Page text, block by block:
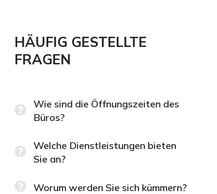
HÄUFIG GESTELLTE
FRAGEN
Wie sind die Öffnungszeiten des
Büros?
Welche Dienstleistungen bieten
Sie an?
Worum werden Sie sich kümmern?